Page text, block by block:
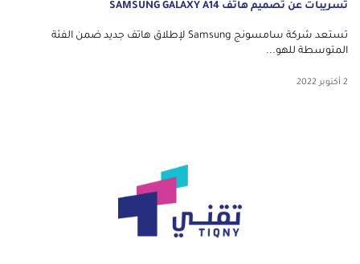
تسريبات عن تصميم هاتف SAMSUNG GALAXY A14
تستعد شركة سامسونج Samsung لإطلاق هاتف جديد ضمن الفئة
المتوسطة للهو...
2 أكتوبر 2022